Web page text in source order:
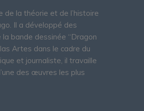
la théorie et de l’histoire
Il a développé des
bande dessinée “Dragon
Artes dans le cadre du
et journaliste, il travaille
des œuvres les plus